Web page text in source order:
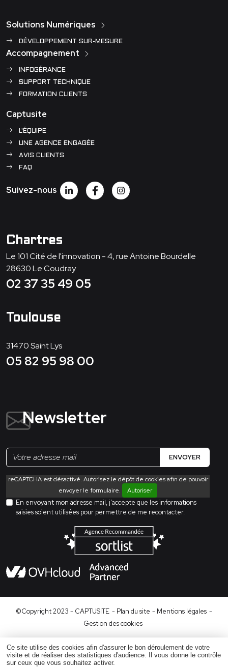
Solutions Numériques
DÉVELOPPEMENT SUR-MESURE
Accompagnement
INFOGÉRANCE
SUPPORT TECHNIQUE
FORMATION CLIENTS
Captusite
L'ÉQUIPE
UNE AGENCE ENGAGÉE
AVIS CLIENTS
FAQ
Suivez-nous
Chartres
Le 101 Cité de l'innovation - 4, rue Antoine Bourdelle
28630Le Coudray
02 37 35 49 05
Toulouse
31470Saint Lys
05 82 95 98 00
Newsletter
ENVOYER
reCAPTCHA est désactivé. Autorisez le dépôt de cookies afin de pouvoir
envoyer le formulaire.
Autoriser
En envoyant mon adresse mail, j'accepte que les informations
saisies soient utilisées pour permettre de me recontacter.
©Copyright 2023 - CAPTUSITE - Plan du site - Mentions légales -
Gestion des cookies
Ce site utilise des cookies afin d'assurer le bon déroulement de votre
visite et de réaliser des statistiques d'audience. Il vous donne le contrôle
sur ceux que vous souhaitez activer.